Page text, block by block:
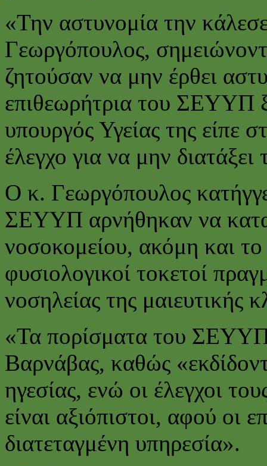
«Την αστυνομία την
Γεωργόπουλος,
ζητούσαν να μην έρθει
επιθεωρήτρια του ΣΕΥΥΠ
υπουργός Υγείας της είπε
έλεγχο για να μην
Ο κ. Γεωργόπουλος
ΣΕΥΥΠ αρνήθηκαν να
νοσοκομείου, ακόμη και
φυσιολογικοί τοκετοί
νοσηλείας της μαιευτικής
«Τα πορίσματα του ΣΕΥΥΠ
Βαρνάβας, καθώς
ηγεσίας, ενώ οι έλεγχοι
είναι αξιόπιστοι, αφού οι
διατεταγμένη υπηρεσία».